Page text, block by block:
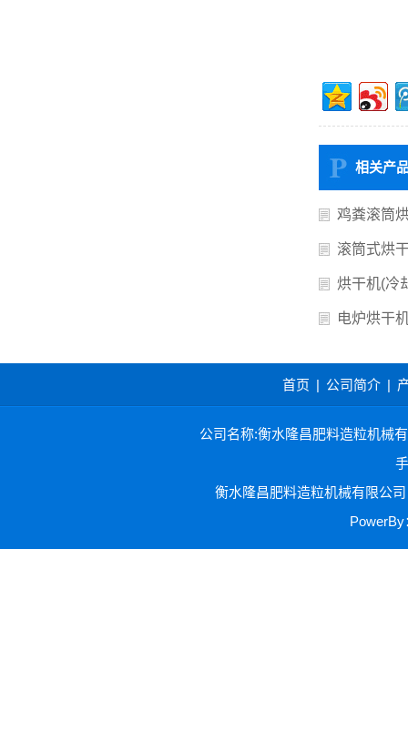
相关产
鸡粪滚筒
滚筒式烘
烘干机(冷
电炉烘干
首页 | 公司简介 |
公司名称:衡水隆昌肥料造粒机械
衡水隆昌肥料造粒机械有限公